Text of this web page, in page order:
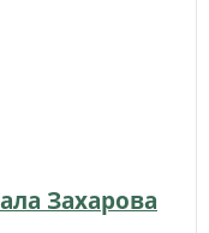
Захарова